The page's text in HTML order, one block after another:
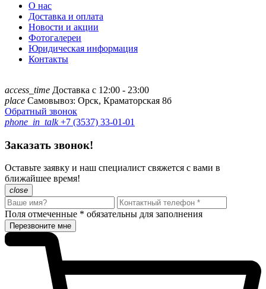
О нас
Доставка и оплата
Новости и акции
Фотогалереи
Юридическая информация
Контакты
access_time Доставка с 12:00 - 23:00
place Самовывоз: Орск, Краматорская 8б
Обратный звонок
phone_in_talk+7 (3537) 33-01-01
Заказать звонок!
Оставьте заявку и наш специалист свяжется с вами в
ближайшее время!
close
Поля отмеченные * обязательны для заполнения